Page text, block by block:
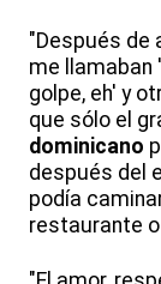
"Después de
me llamaban
golpe, eh' y
que sólo el
dominicano
después del
podía
restaurante